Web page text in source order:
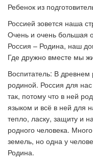
Ребенок из
Россией зовется наша
Очень и очень большая
Россия – Родина, наш
Где дружно вместе мы
Воспитатель: В
родиной. Россия для
так, потому что в ней
языком и всё в ней для
тепло, ласку, защиту и
родного человека.
земель, но одна у
Родина.